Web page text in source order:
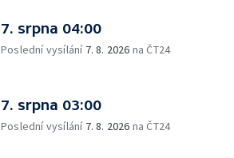
7. srpna 04:00
Poslední vysílání 7. 8. 2026 na ČT24
7. srpna 03:00
Poslední vysílání 7. 8. 2026 na ČT24